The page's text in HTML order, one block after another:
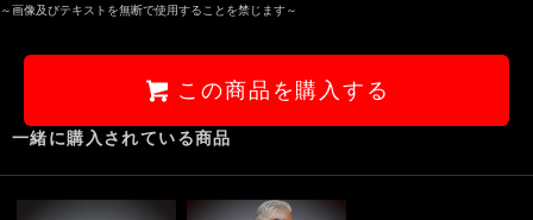
～画像及びテキストを無断で使用することを禁じます～
この商品を購入する
一緒に購入されている商品